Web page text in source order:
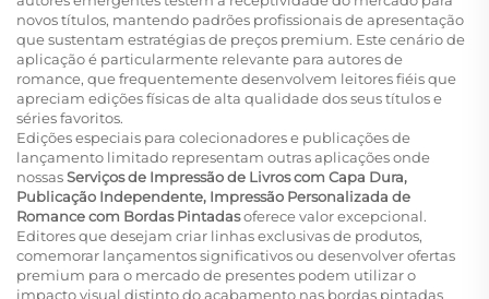
novos títulos, mantendo padrões profissionais de apresentação
que sustentam estratégias de preços premium. Este cenário de
aplicação é particularmente relevante para autores de
romance, que frequentemente desenvolvem leitores fiéis que
apreciam edições físicas de alta qualidade dos seus títulos e
séries favoritos.
Edições especiais para colecionadores e publicações de
lançamento limitado representam outras aplicações onde
nossasServiços de Impressão de Livros com Capa Dura,
Publicação Independente, Impressão Personalizada de
Romance com Bordas Pintadasoferece valor excepcional.
Editores que desejam criar linhas exclusivas de produtos,
comemorar lançamentos significativos ou desenvolver ofertas
premium para o mercado de presentes podem utilizar o
impacto visual distinto do acabamento nas bordas pintadas